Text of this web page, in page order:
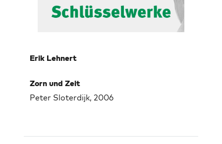
Erik Lehnert
Zorn und Zeit
Peter Sloterdijk, 2006